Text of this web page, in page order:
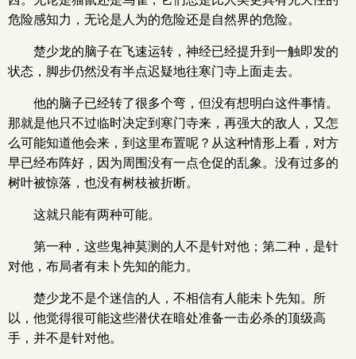
危险感知力，无论是人为的危险还是自然界的危险。
楚少龙的脑子在飞速运转，神经已经提升到一触即发的
状态，脚步仍然没有半点迟疑地往寒门寺上面走去。
他的脑子已经转了很多个弯，但没有想明白这件事情。
那就是他只不过临时决定到寒门寺来，再强大的敌人，又怎
么可能知道他会来，到这里布置呢？从这种情形上看，对方
早已经布阵好，因为周围没有一点仓促的乱象。没有过多的
树叶被惊落，也没有树枝被折断。
这就只能有两种可能。
第一种，这些鬼神莫测的人不是针对他；第二种，是针
对他，布局者有未卜先知的能力。
楚少龙不是个迷信的人，不相信有人能未卜先知。所
以，他觉得很可能这些潜伏在暗处准备一击必杀的顶级高
手，并不是针对他。